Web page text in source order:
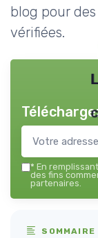
blog pour
vérifiées.
* En
des fins
partenaires.
SOMMAIRE